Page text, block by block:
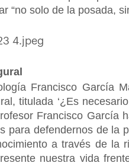
“no solo de la posada,
Francisco García
titulada ‘¿Es
Francisco García
para defendernos de la
a través de la
nuestra vida